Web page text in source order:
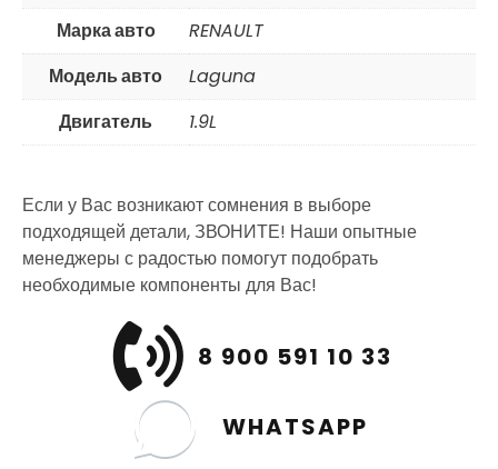
Марка авто
RENAULT
Модель авто
Laguna
Двигатель
1.9L
Если у Вас возникают сомнения в выборе
подходящей детали, ЗВОНИТЕ! Наши опытные
менеджеры с радостью помогут подобрать
необходимые компоненты для Вас!
8 900 591 10 33
WHATSAPP